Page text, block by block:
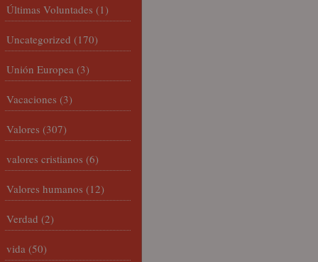
Últimas Voluntades (1)
Uncategorized (170)
Unión Europea (3)
Vacaciones (3)
Valores (307)
valores cristianos (6)
Valores humanos (12)
Verdad (2)
vida (50)